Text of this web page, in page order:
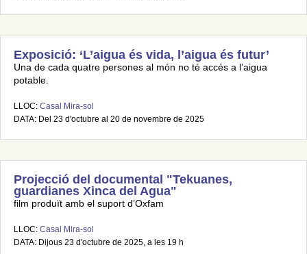
Exposició: ‘L’aigua és vida, l’aigua és futur’
Una de cada quatre persones al món no té accés a l’aigua
potable.
LLOC: Casal Mira-sol
DATA: Del 23 d'octubre al 20 de novembre de 2025
Projecció del documental "Tekuanes,
guardianes Xinca del Agua"
film produït amb el suport d’Oxfam
LLOC: Casal Mira-sol
DATA: Dijous 23 d'octubre de 2025, a les 19 h